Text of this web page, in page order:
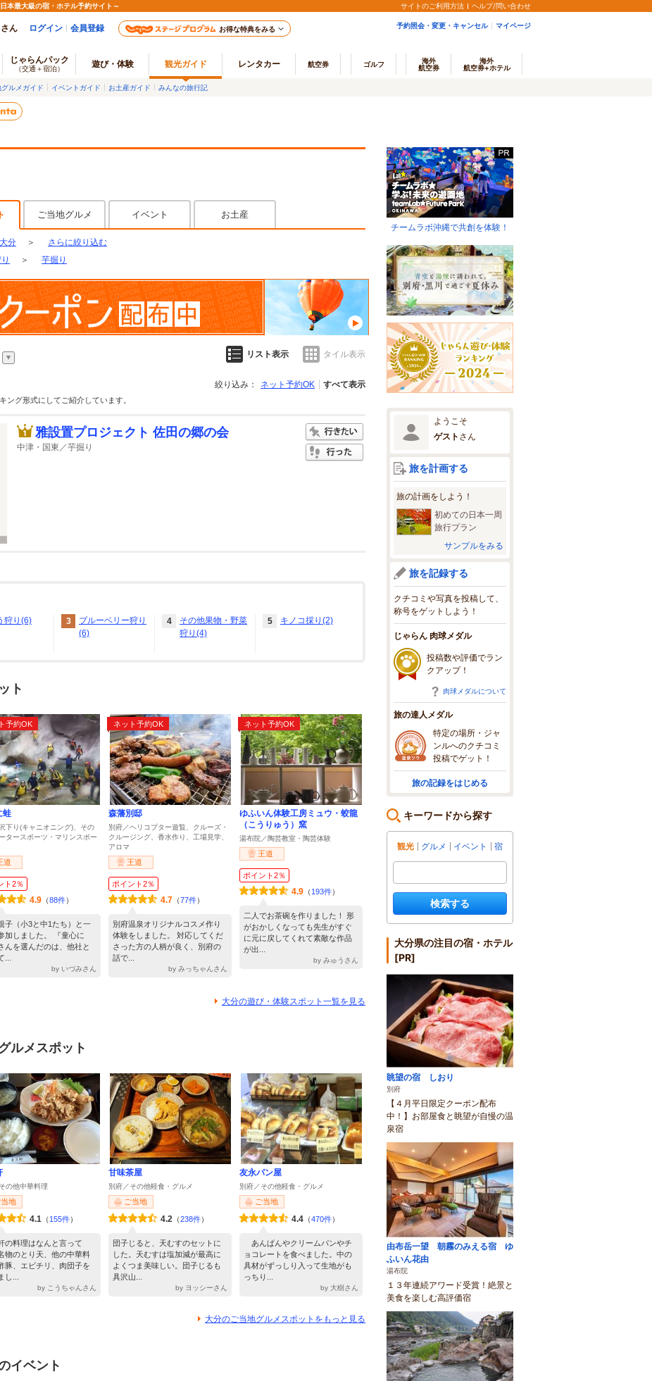
本最大級の宿・ホテル予約サイト～ サイトのご利用方法 ヘルプ/問い合わせ
ん ログイン 会員登録 お得な特典をみる 予約照会・変更・キャンセル マイページ
じゃらんパック
（交通＋宿泊） 遊び・体験 観光ガイド レンタカー 航空券 ゴルフ
海外
航空券
海外
航空券+ホテル
グルメガイド イベントガイド お土産ガイド みんなの旅行記
ご当地グルメ イベント お土産
大分 ＞
さらに絞り込む
＞ 芋掘り
リスト表示 タイル表示
絞り込み： ネット予約OK すべて表示
ング形式にしてご紹介しています。
雅設置プロジェクト 佐田の郷の会
中津・国東／芋掘り
狩り(6) 3
ブルーベリー狩り
(6)
4
その他果物・野菜
狩り(4)
5 キノコ採り(2)
ト
予約OK
蛙
下り(キャニオニング)、その
タースポーツ・マリンスポー
道
ト2％
4.9 （88件）
子（小3と中1たち）と一
加しました。 『童心に
んを選んだのは、他社と
...
by いづみさん
ネット予約OK
森藩別邸
別府／ヘリコプター遊覧、クルーズ・
クルージング、香水作り、工場見学、
アロマ
王道
ポイント2％
4.7 （77件）
別府温泉オリジナルコスメ作り
体験をしました。 対応してくだ
さった方の人柄が良く、別府の
話で...
by みっちゃんさん
ネット予約OK
ゆふいん体験工房ミュウ・蛟龍
（こうりゅう）窯
湯布院／陶芸教室・陶芸体験
王道
ポイント2％
4.9 （ 193件）
二人でお茶碗を作りました！ 形
がおかしくなっても先生がすぐ
に元に戻してくれて素敵な作品
が出...
by みゅうさん
大分の遊び・体験スポット一覧を見る
ルメスポット
の他中華料理
当地
4.1 （ 155件）
の料理はなんと言って
物のとり天、他の中華料
豚、エビチリ、肉団子を
し...
by こうちゃんさん
甘味茶屋
別府／その他軽食・グルメ
ご当地
4.2 （238件）
団子じると、天むすのセットに
した。天むすは塩加減が最高に
よくつま美味しい。団子じるも
具沢山...
by ヨッシーさん
友永パン屋
別府／その他軽食・グルメ
ご当地
4.4 （470件）
あんぱんやクリームパンやチ
ョコレートを食べました。中の
具材がずっしり入って生地がも
っちり...
by 大樹さん
大分のご当地グルメスポットをもっと見る
イベント
チームラボ沖縄で共創を体験！
ようこそ
ゲスト さん
旅を計画する
旅の計画をしよう！
初めての日本一周
旅行プラン
サンプルをみる
旅を記録する
クチコミや写真を投稿して、
称号をゲットしよう！
じゃらん 肉球メダル
投稿数や評価でラン
クアップ！
肉球メダルについて
旅の達人メダル
特定の場所・ジャ
ンルへのクチコミ
投稿でゲット！
旅の記録をはじめる
キーワードから探す
観光 グルメ イベント 宿
検索する
大分県の注目の宿・ホテル
[PR]
眺望の宿 しおり
別府
【４月平日限定クーポン配布
中！】お部屋食と眺望が自慢の温
泉宿
由布岳一望 朝霧のみえる宿 ゆ
ふいん花由
湯布院
１３年連続アワード受賞！絶景と
美食を楽しむ高評価宿